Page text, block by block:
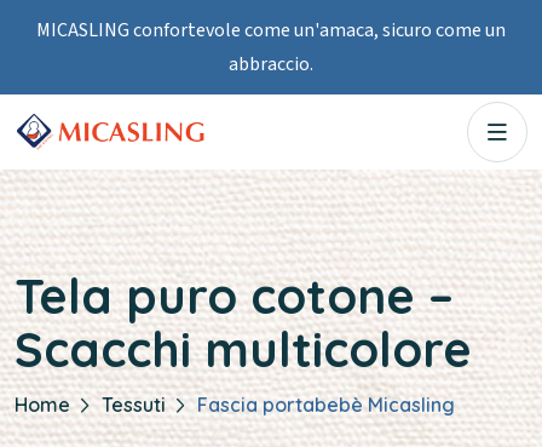
MICASLING confortevole come un'amaca, sicuro come un
abbraccio.
Tela puro cotone –
Scacchi multicolore
Home Tessuti Fascia portabebè Micasling